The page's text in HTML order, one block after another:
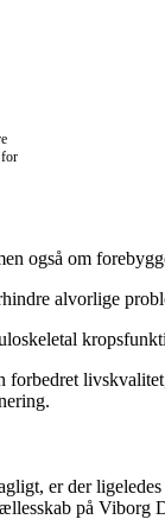
for
også om
alvorlige
forbedret
er der
på Viborg